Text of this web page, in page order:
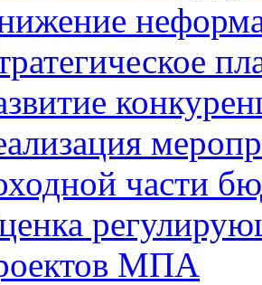
части
МПА